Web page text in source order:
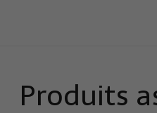
Produits